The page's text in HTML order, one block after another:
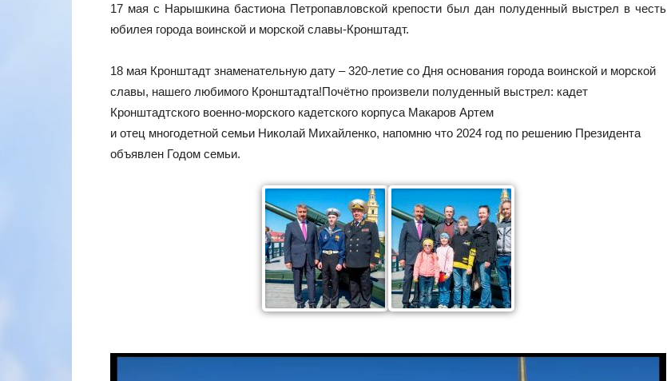
17 мая с Нарышкина бастиона Петропавловской крепости был дан полуденный выстрел в честь
юбилея города воинской и морской славы-Кронштадт.
18 мая Кронштадт знаменательную дату – 320-летие со Дня основания города воинской и морской
славы, нашего любимого Кронштадта!Почётно произвели полуденный выстрел: кадет
Кронштадтского военно-морского кадетского корпуса Макаров Артем
и отец многодетной семьи Николай Михайленко, напомню что 2024 год по решению Президента
объявлен Годом семьи.
Видеоплеер